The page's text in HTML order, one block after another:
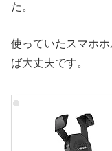
た。
使っていたスマホ
ば大丈夫です。